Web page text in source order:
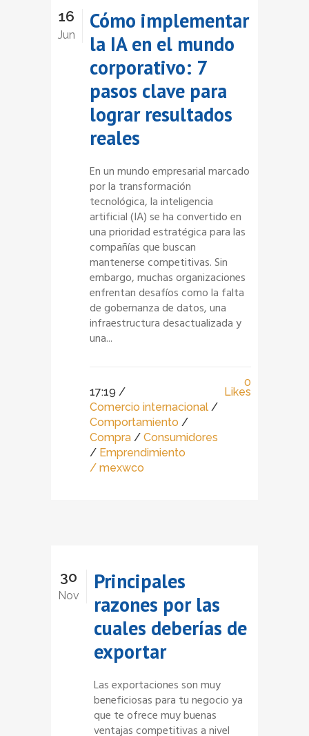
16
Jun
Cómo implementar
la IA en el mundo
corporativo: 7
pasos clave para
lograr resultados
reales
En un mundo empresarial marcado
por la transformación
tecnológica, la inteligencia
artificial (IA) se ha convertido en
una prioridad estratégica para las
compañías que buscan
mantenerse competitivas. Sin
embargo, muchas organizaciones
enfrentan desafíos como la falta
de gobernanza de datos, una
infraestructura desactualizada y
una...
17:19 /
Comercio internacional /
Comportamiento /
Compra / Consumidores
/ Emprendimiento
/ mexwco
0
Likes
30
Nov
Principales
razones por las
cuales deberías de
exportar
Las exportaciones son muy
beneficiosas para tu negocio ya
que te ofrece muy buenas
ventajas competitivas a nivel